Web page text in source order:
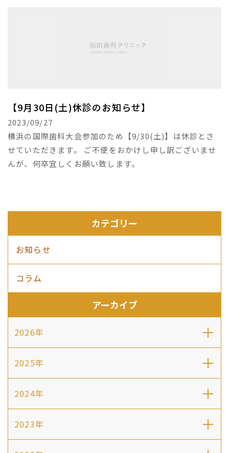
【9月30日(土)休診のお知らせ】
2023/09/27
横浜の国際歯科大会参加のため【9/30(土)】は休診とさ
せていただきます。 ご不便をおかけし申し訳ございませ
んが、何卒宜しくお願い致します。
カテゴリー
お知らせ
コラム
アーカイブ
2026年
2025年
2024年
2023年